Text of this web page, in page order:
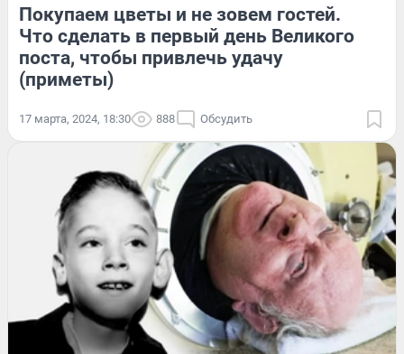
Покупаем цветы и не зовем гостей.
Что сделать в первый день Великого
поста, чтобы привлечь удачу
(приметы)
17 марта, 2024, 18:30 888 Обсудить